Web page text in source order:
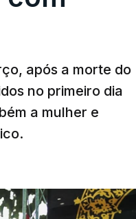
após a morte do
no primeiro dia
a mulher e